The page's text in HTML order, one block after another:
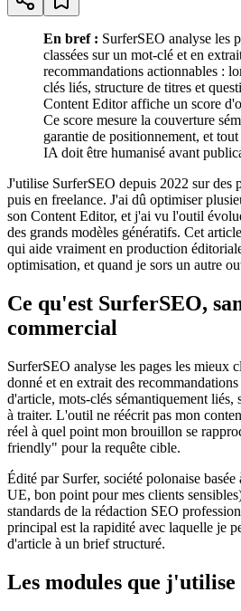
En bref : SurferSEO analyse les
classées sur un mot-clé et en
recommandations actionnables :
clés liés, structure de titres et
Content Editor affiche un score
Ce score mesure la couverture
garantie de positionnement, et
IA doit être humanisé avant
J'utilise SurferSEO depuis 2022 sur des
puis en freelance. J'ai dû optimiser
son Content Editor, et j'ai vu l'outil
des grands modèles génératifs. Cet
qui aide vraiment en production
optimisation, et quand je sors un autre
Ce qu'est SurferSEO,
commercial
SurferSEO analyse les pages les mieux
donné et en extrait des
d'article, mots-clés sémantiquement liés,
à traiter. L'outil ne réécrit pas mon
réel à quel point mon brouillon se
friendly" pour la requête cible.
Édité par Surfer, société polonaise basée
UE, bon point pour mes clients
standards de la rédaction SEO
principal est la rapidité avec laquelle je
d'article à un brief structuré.
Les modules que